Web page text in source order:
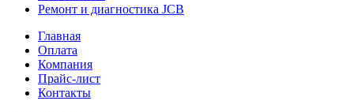
Ремонт и диагностика JCB
Главная
Оплата
Компания
Прайс-лист
Контакты